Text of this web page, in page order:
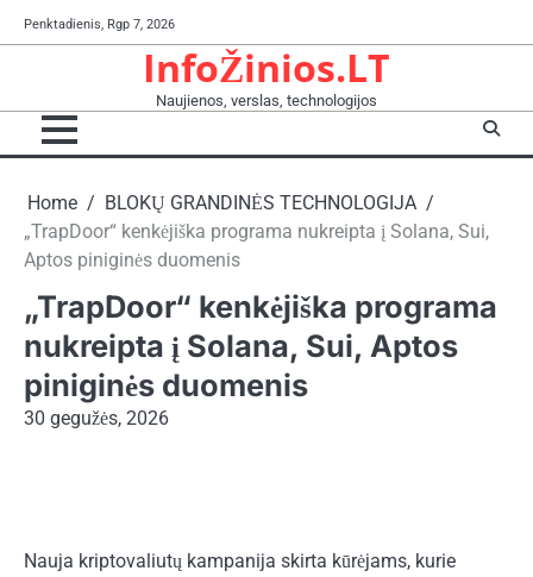
to
Penktadienis, Rgp 7, 2026
InfoŽinios.LT
Naujienos, verslas, technologijos
Home
BLOKŲ GRANDINĖS TECHNOLOGIJA
„TrapDoor“ kenkėjiška programa nukreipta į Solana, Sui,
Aptos piniginės duomenis
„TrapDoor“ kenkėjiška programa
nukreipta į Solana, Sui, Aptos
piniginės duomenis
30 gegužės, 2026
Nauja kriptovaliutų kampanija skirta kūrėjams, kurie